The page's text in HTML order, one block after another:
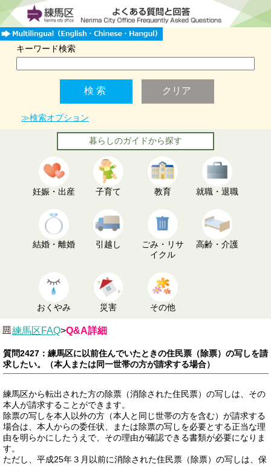
キーワード検索
≫検索オプション
暮らしのガイドから探す
妊娠・出産 子育て 教育 就職・退職
結婚・離婚 引越し
ごみ・リサ
イクル
高齢・介護
おくやみ 災害 その他
練馬区FAQ>Q&A詳細
質問2427：練馬区に以前住んでいたときの住民票（除票）の写しを請
求したい。（本人または同一世帯の方が請求する場合）
練馬区から転出された方の除票（消除された住民票）の写しは、その
本人が請求することができます。
除票の写しを本人以外の方（本人と同じ世帯の方を含む）が請求する
場合は、本人からの委任状、または除票の写しを必要とする正当な理
由を明らかにしたうえで、その理由が確認できる書類が必要になりま
す。
ただし、平成25年３月以前に消除された住民票（除票）の写しは、保